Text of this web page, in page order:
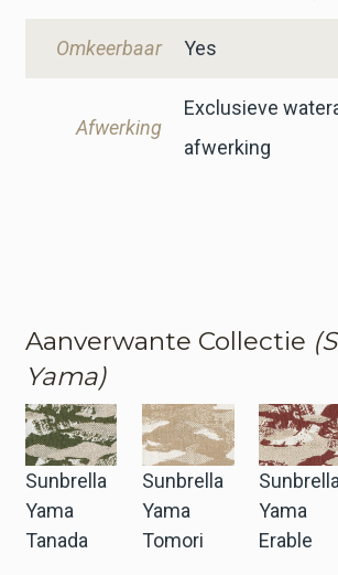
Omkeerbaar Yes
Afwerking
Exclusieve
afwerking
Aanverwante Collectie
Yama)
Sunbrella
Yama
Tanada
Sunbrella
Yama
Tomori
Sunbrella
Yama
Erable